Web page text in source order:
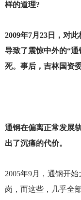
样的道理?
2009年7月23日，对
导致了震惊中外的“
死。事后，吉林国资
通钢在偏离正常发展
出了沉痛的代价。
2005年9月，通钢开始
岗，而这些，几乎全